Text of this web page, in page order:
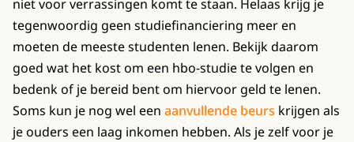
niet voor verrassingen komt te staan. Helaas krijg je
tegenwoordig geen studiefinanciering meer en
moeten de meeste studenten lenen. Bekijk daarom
goed wat het kost om een hbo-studie te volgen en
bedenk of je bereid bent om hiervoor geld te lenen.
Soms kun je nog wel een aanvullende beurs krijgen als
je ouders een laag inkomen hebben. Als je zelf voor je